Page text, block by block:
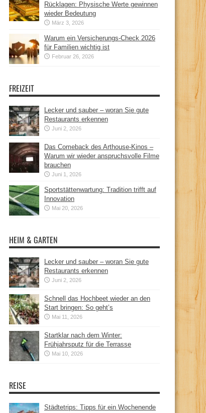
Rücklagen: Physische Werte gewinnen
wieder Bedeutung
März 3, 2026
Warum ein Versicherungs-Check 2026
für Familien wichtig ist
Februar 26, 2026
FREIZEIT
Lecker und sauber – woran Sie gute
Restaurants erkennen
Juni 2, 2026
Das Comeback des Arthouse-Kinos –
Warum wir wieder anspruchsvolle Filme
brauchen
Juni 1, 2026
Sportstättenwartung: Tradition trifft auf
Innovation
Mai 20, 2026
HEIM & GARTEN
Lecker und sauber – woran Sie gute
Restaurants erkennen
Juni 2, 2026
Schnell das Hochbeet wieder an den
Start bringen: So geht’s
Mai 11, 2026
Startklar nach dem Winter:
Frühjahrsputz für die Terrasse
Mai 10, 2026
REISE
Städtetrips: Tipps für ein Wochenende